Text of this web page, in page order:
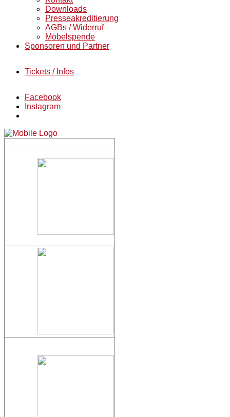
Downloads
Presseakreditierung
AGBs / Widerruf
Möbelspende
Sponsoren und Partner
Tickets / Infos
Facebook
Instagram